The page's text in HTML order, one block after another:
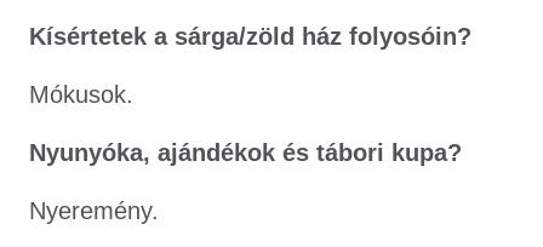
Kísértetek a sárga/zöld ház folyosóin?
Mókusok.
Nyunyóka, ajándékok és tábori kupa?
Nyeremény.